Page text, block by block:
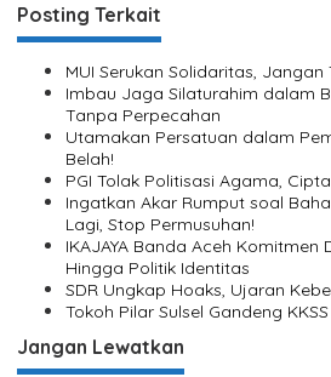
E
d
y
M
l
y
a
d
i
s
e
s
u
i
g
a
s
i
p
o
s
Posting Terkait
MUI Serukan Solidaritas,
Imbau Jaga Silaturahim dalam
Tanpa Perpecahan
Utamakan Persatuan dalam
Belah!
PGI Tolak Politisasi Agama,
Ingatkan Akar Rumput soal
Lagi, Stop Permusuhan!
IKAJAYA Banda Aceh
Hingga Politik Identitas
SDR Ungkap Hoaks, Ujaran
Tokoh Pilar Sulsel Gandeng
Jangan Lewatkan